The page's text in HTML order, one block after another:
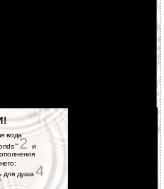
вода
™ 2и
для душа4